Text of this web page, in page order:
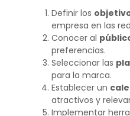
Definir los
empresa en las
Conocer al
preferencias.
Seleccionar las
para la marca.
Establecer un
atractivos y
Implementar